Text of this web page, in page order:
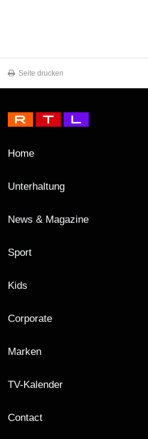
Seite drucken
Home
Unterhaltung
News & Magazine
Sport
Kids
Corporate
Marken
TV-Kalender
Contact